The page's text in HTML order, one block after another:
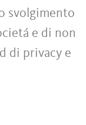
svolgimento
e di non
di privacy e